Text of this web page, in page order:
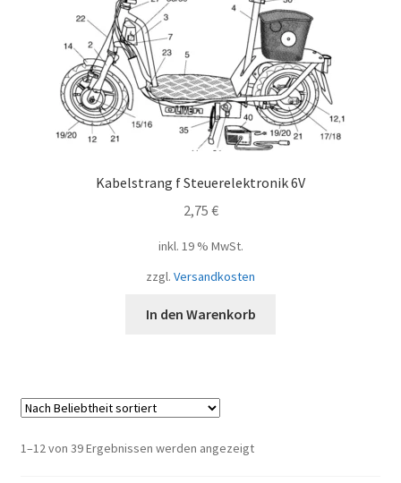
Kabelstrang f Steuerelektronik 6V
2,75 €
inkl. 19 % MwSt.
zzgl. Versandkosten
In den Warenkorb
1–12 von 39 Ergebnissen werden angezeigtNach